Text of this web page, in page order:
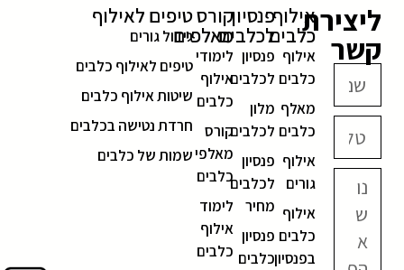
ליצירת
קשר
אילוף
כלבים
אילוף
כלבים
מאלף
כלבים
אילוף
גורים
אילוף
כלבים
בפנסיון
פנסיון
לכלבים
פנסיון
לכלבים
מלון
לכלבים
פנסיון
לכלבים
מחיר
פנסיון
כלבים
קורס
מאלפים
לימודי
אילוף
כלבים
קורס
מאלפי
כלבים
לימוד
אילוף
כלבים
טיפים לאילוף
גידול גורים
טיפים לאילוף כלבים
שיטות אילוף כלבים
חרדת נטישה בכלבים
שמות של כלבים